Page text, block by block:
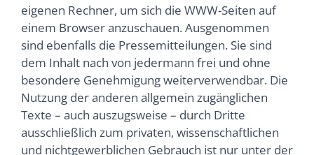
eigenen Rechner, um sich die WWW-Seiten auf
einem Browser anzuschauen. Ausgenommen
sind ebenfalls die Pressemitteilungen. Sie sind
dem Inhalt nach von jedermann frei und ohne
besondere Genehmigung weiterverwendbar. Die
Nutzung der anderen allgemein zugänglichen
Texte – auch auszugsweise – durch Dritte
ausschließlich zum privaten, wissenschaftlichen
und nichtgewerblichen Gebrauch ist nur unter der